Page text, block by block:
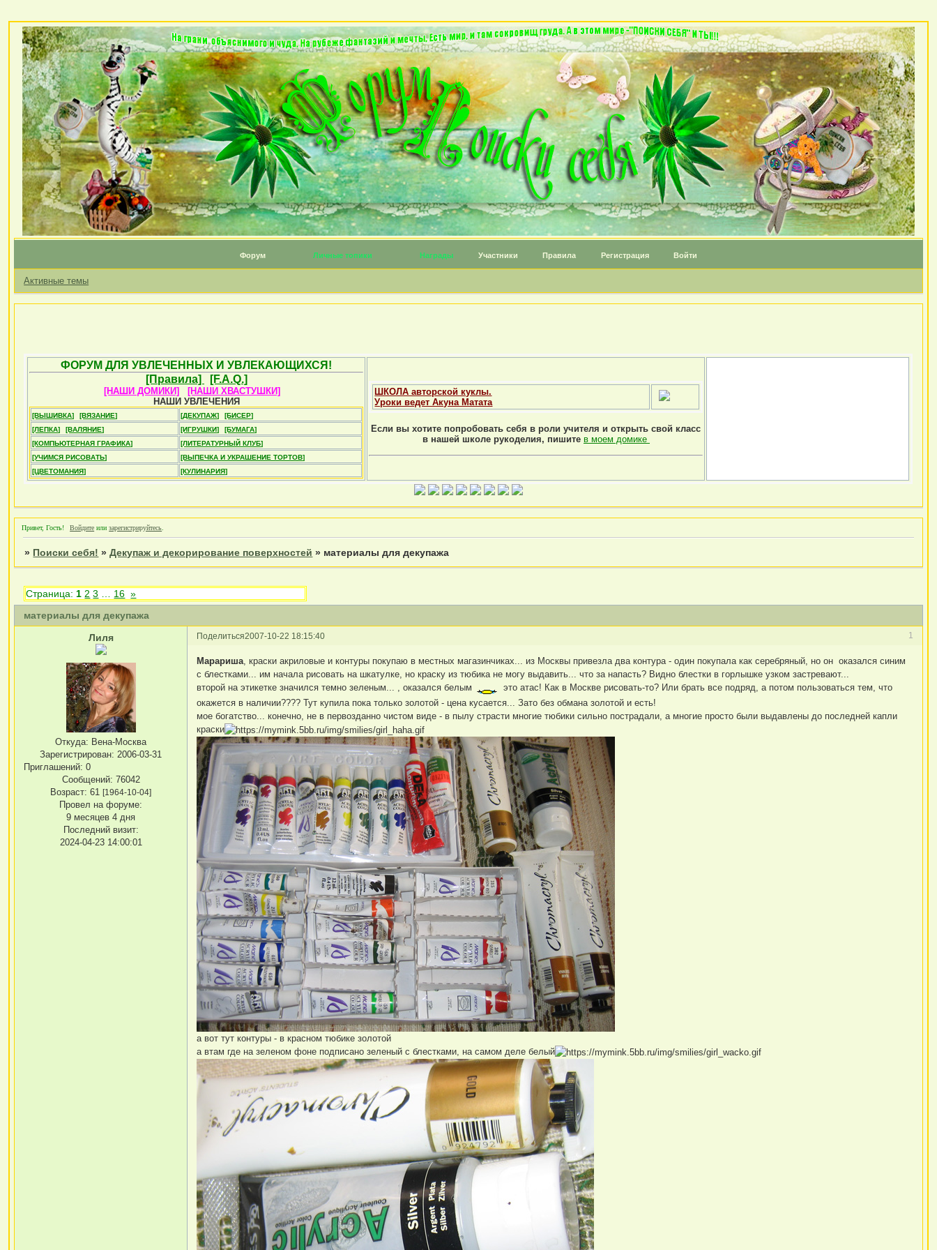
Форум Личные топики Награды Участники Правила Регистрация Войти
Активные темы
ФОРУМ ДЛЯ УВЛЕЧЕННЫХ И УВЛЕКАЮЩИХСЯ!
[Правила]
[F.A.Q.]
[НАШИ ДОМИКИ]
[НАШИ ХВАСТУШКИ]
НАШИ УВЛЕЧЕНИЯ
[ВЫШИВКА] [ВЯЗАНИЕ] [ДЕКУПАЖ]
[БИСЕР]
[ЛЕПКА]
[ВАЛЯНИЕ] [ИГРУШКИ]
[БУМАГА]
[КОМПЬЮТЕРНАЯ ГРАФИКА]
[ЛИТЕРАТУРНЫЙ КЛУБ]
[УЧИМСЯ РИСОВАТЬ]
[ВЫПЕЧКА И УКРАШЕНИЕ ТОРТОВ]
[ЦВЕТОМАНИЯ]
[КУЛИНАРИЯ]
ШКОЛА авторской куклы.
Уроки ведет Акуна Матата
Если вы хотите попробовать себя в роли учителя и открыть свой класс
в нашей школе рукоделия, пишите в моем домике
Привет, Гость! Войдите илизарегистрируйтесь
» Поиски себя! »Декупаж и декорирование поверхностей » материалы для декупажа
материалы для декупажа
Страница: 1 2 3 16 »
Поделиться 1
2007-10-22 18:15:40
Лиля
Откуда: Вена-Москва
Зарегистрирован: 2006-03-31
Приглашений: 0
Сообщений: 76042
Возраст: 61[1964-10-04]
Провел на форуме:
9 месяцев 4 дня
Последний визит:
2024-04-23 14:00:01
Марариша , краски акриловые и контуры покупаю в местных магазинчиках... из Москвы привезла два контура - один покупала как серебряный, но он оказался синим
с блестками... им начала рисовать на шкатулке, но краску из тюбика не могу выдавить... что за напасть? Видно блестки в горлышке узком застревают...
второй на этикетке значился темно зеленым... , оказался белым
это атас! Как в Москве рисовать-то? Или брать все подряд, а потом пользоваться тем, что
окажется в наличии???? Тут купила пока только золотой - цена кусается... Зато без обмана золотой и есть!
мое богатство... конечно, не в первозданно чистом виде - в пылу страсти многие тюбики сильно пострадали, а многие просто были выдавлены до последней капли
краски
а вот тут контуры - в красном тюбике золотой
а втам где на зеленом фоне подписано зеленый с блестками, на самом деле белый